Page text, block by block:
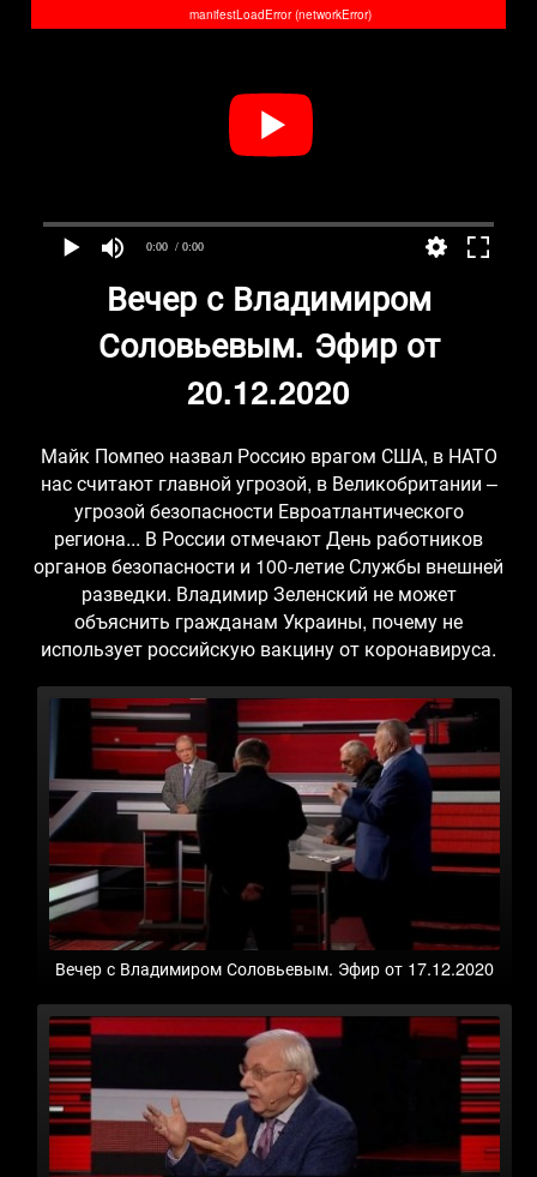
0:00 / 0:00
manifestLoadError (networkError)
Вечер с Владимиром
Соловьевым. Эфир от
20.12.2020
Майк Помпео назвал Россию врагом США, в НАТО
нас считают главной угрозой, в Великобритании –
угрозой безопасности Евроатлантического
региона... В России отмечают День работников
органов безопасности и 100-летие Службы внешней
разведки. Владимир Зеленский не может
объяснить гражданам Украины, почему не
использует российскую вакцину от коронавируса.
Вечер с Владимиром Соловьевым. Эфир от 17.12.2020